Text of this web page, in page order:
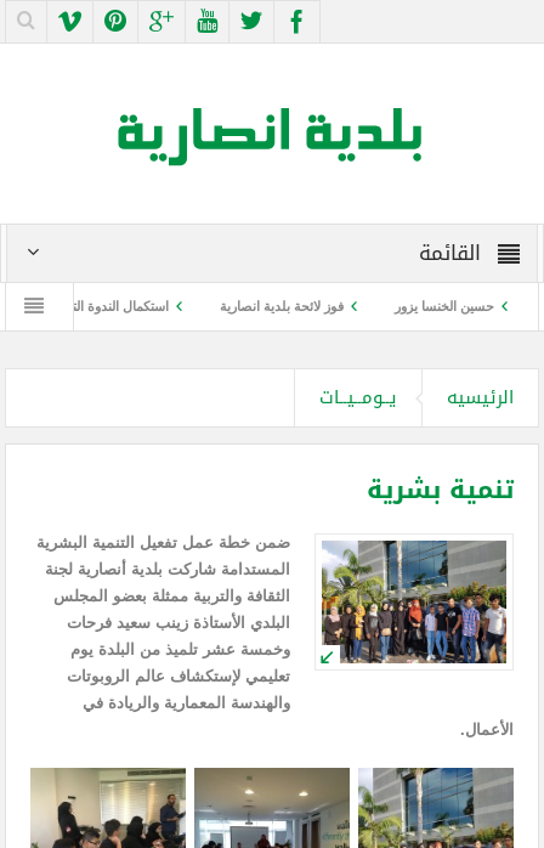
القائمة
حسين الخنسا يزور فوز لائحة بلدية انصارية استكمال الندوة التوعوية عن كورونا
الرئيسيه يــومــيــات
تنمية بشرية
ضمن خطة عمل تفعيل التنمية البشرية
المستدامة شاركت بلدية أنصارية لجنة
الثقافة والتربية ممثلة بعضو المجلس
البلدي الأستاذة زينب سعيد فرحات
وخمسة عشر تلميذ من البلدة يوم
تعليمي لإستكشاف عالم الروبوتات
والهندسة المعمارية والريادة في
الأعمال.